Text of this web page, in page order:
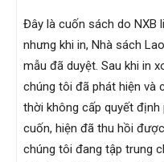
Đây là cuốn sách do NXB
nhưng khi in, Nhà sách
mẫu đã duyệt. Sau khi in
chúng tôi đã phát hiện và
thời không cấp quyết định
cuốn, hiện đã thu hồi
chúng tôi đang tập trung